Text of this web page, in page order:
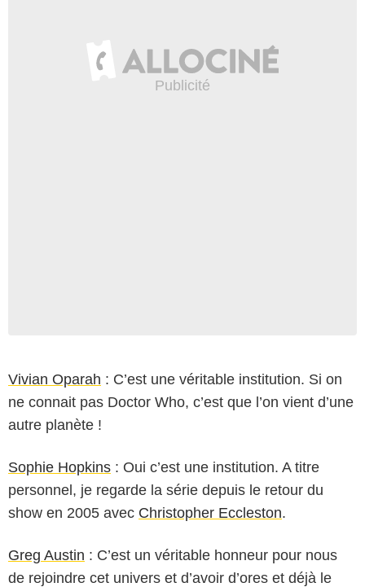
Vivian Oparah : C’est une véritable institution. Si on
ne connait pas Doctor Who, c’est que l’on vient d’une
autre planète !
Sophie Hopkins : Oui c’est une institution. A titre
personnel, je regarde la série depuis le retour du
show en 2005 avec Christopher Eccleston.
Greg Austin : C’est un véritable honneur pour nous
de rejoindre cet univers et d’avoir d’ores et déjà le
BBC (British Broadcasting Corporation)